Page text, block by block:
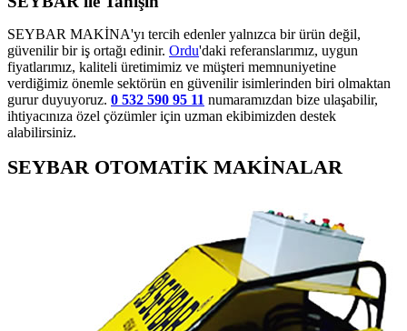
SEYBAR MAKİNA'yı tercih edenler yalnızca bir ürün değil,
güvenilir bir iş ortağı edinir. Ordu'daki referanslarımız, uygun
fiyatlarımız, kaliteli üretimimiz ve müşteri memnuniyetine
verdiğimiz önemle sektörün en güvenilir isimlerinden biri olmaktan
gurur duyuyoruz. 0 532 590 95 11 numaramızdan bize ulaşabilir,
ihtiyacınıza özel çözümler için uzman ekibimizden destek
alabilirsiniz.
SEYBAR OTOMATİK MAKİNALAR